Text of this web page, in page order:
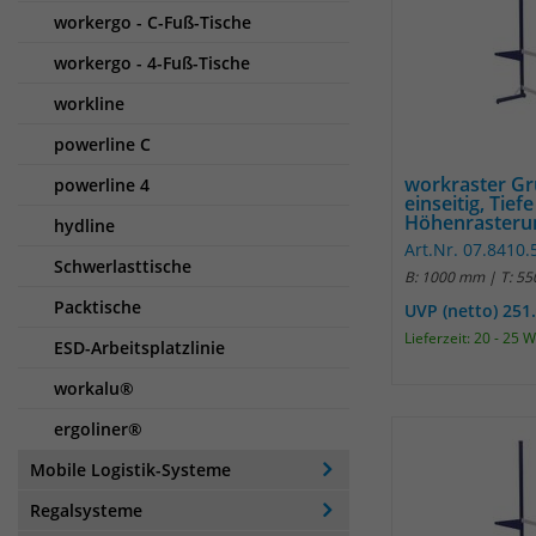
workergo - C-Fuß-Tische
workergo - 4-Fuß-Tische
workline
powerline C
powerline 4
hydline
Schwerlasttische
Packtische
ESD-Arbeitsplatzlinie
workalu®
ergoliner®
Mobile Logistik-Systeme
Regalsysteme
workraster
einseitig,
Art.Nr.
B: 1000 mm | T:
UVP (netto)
Lieferzeit: 20 - 25